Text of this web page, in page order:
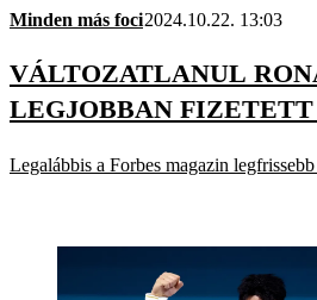
Minden más foci2024.10.22. 13:03
VÁLTOZATLANUL
LEGJOBBAN
Legalábbis a Forbes magazin